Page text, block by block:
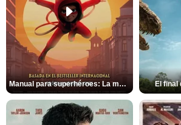
Manual para superhéroes: La máscara roja Tráiler El final